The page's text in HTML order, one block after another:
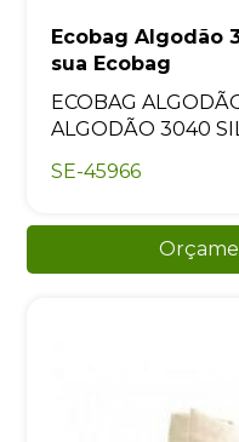
Ecobag Algodão
sua Ecobag
ECOBAG
ALGODÃO 3040
SE-45966